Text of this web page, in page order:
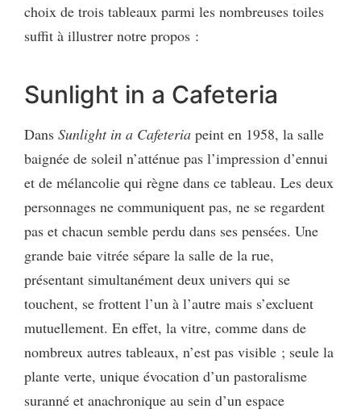
choix de trois tableaux parmi les nombreuses toiles
suffit à illustrer notre propos :
Sunlight in a Cafeteria
Dans Sunlight in a Cafeteria peint en 1958, la salle
baignée de soleil n’atténue pas l’impression d’ennui
et de mélancolie qui règne dans ce tableau. Les deux
personnages ne communiquent pas, ne se regardent
pas et chacun semble perdu dans ses pensées. Une
grande baie vitrée sépare la salle de la rue,
présentant simultanément deux univers qui se
touchent, se frottent l’un à l’autre mais s’excluent
mutuellement. En effet, la vitre, comme dans de
nombreux autres tableaux, n’est pas visible ; seule la
plante verte, unique évocation d’un pastoralisme
suranné et anachronique au sein d’un espace